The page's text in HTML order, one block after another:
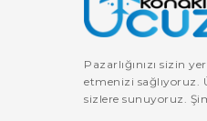
Pazarlığınızı sizin
etmenizi sağlıyoruz.
sizlere sunuyoruz.